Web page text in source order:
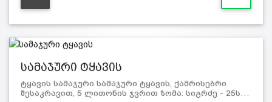
სამაჯური ტყავის
ტყავის სამაჯური სამაჯური ტყავის, ქამრისებრი
შესაკრავით, 5 ლითონის ჯვრით ზომა: სიგრძე - 25ს…